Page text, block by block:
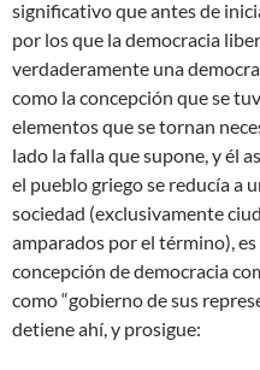
significativo que antes de
por los que la democracia
verdaderamente una
como la concepción que se
elementos que se tornan
lado la falla que supone, y él
el pueblo griego se reducía a
sociedad (exclusivamente
amparados por el término),
concepción de democracia
como “gobierno de sus
detiene ahí, y prosigue: